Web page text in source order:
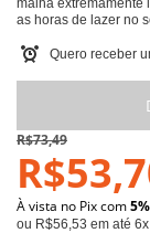
as horas de lazer no
Quero receber
R$73,49
À vista no Pix com
ou R$56,53 em até